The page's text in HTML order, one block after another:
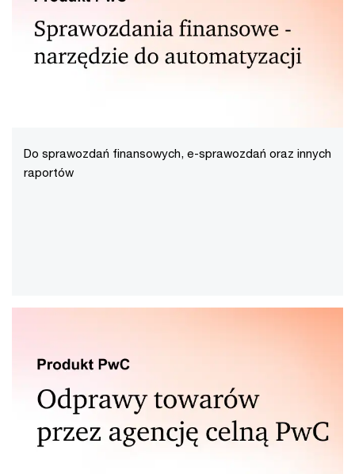
Do sprawozdań finansowych, e-sprawozdań oraz innych
raportów